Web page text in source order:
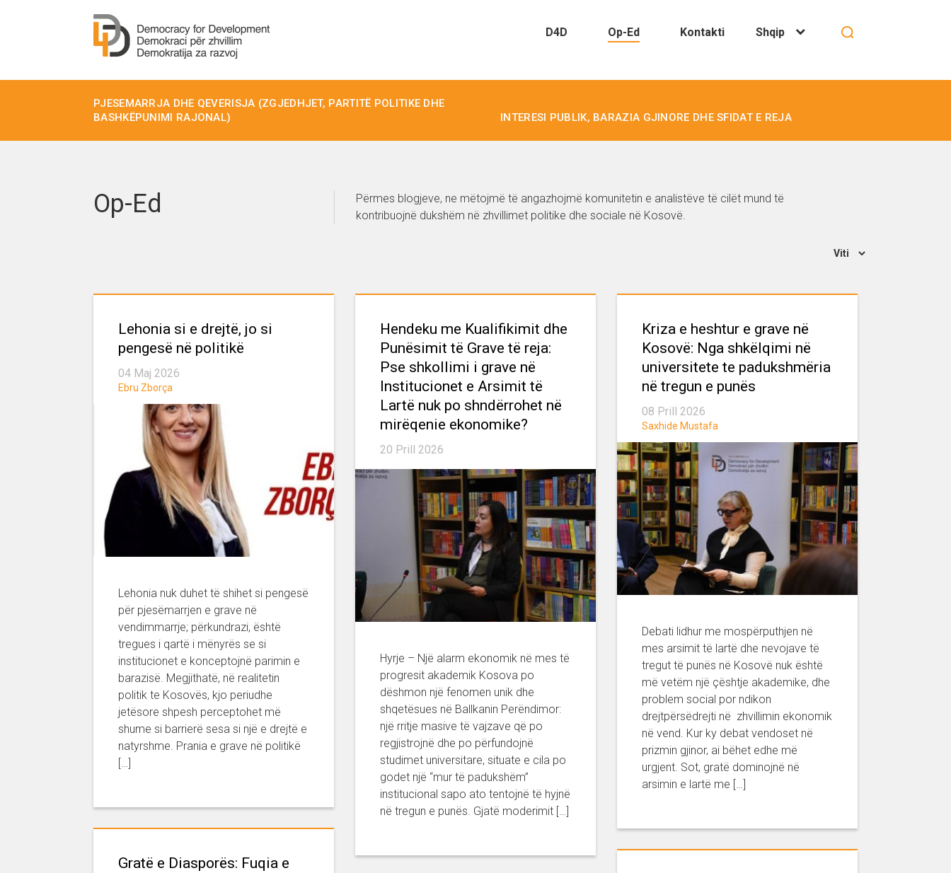
D4D Op-Ed Kontakti Shqip
PJESEMARRJA DHE QEVERISJA (ZGJEDHJET, PARTITË POLITIKE DHE
BASHKËPUNIMI RAJONAL)
INTERESI PUBLIK, BARAZIA GJINORE DHE SFIDAT E REJA
Op-Ed
Përmes blogjeve, ne mëtojmë të angazhojmë komunitetin e analistëve të cilët mund të
kontribuojnë dukshëm në zhvillimet politike dhe sociale në Kosovë.
Lehonia si e drejtë, jo si
pengesë në politikë
04 Maj 2026
Ebru Zborça
Lehonia nuk duhet të shihet si pengesë
për pjesëmarrjen e grave në
vendimmarrje; përkundrazi, është
tregues i qartë i mënyrës se si
institucionet e konceptojnë parimin e
barazisë. Megjithatë, në realitetin
politik te Kosovës, kjo periudhe
jetësore shpesh perceptohet më
shume si barrierë sesa si një e drejtë e
natyrshme. Prania e grave në politikë
[…]
Hendeku me Kualifikimit dhe
Punësimit të Grave të reja:
Pse shkollimi i grave në
Institucionet e Arsimit të
Lartë nuk po shndërrohet në
mirëqenie ekonomike?
20 Prill 2026
Hyrje – Një alarm ekonomik në mes të
progresit akademik Kosova po
dëshmon një fenomen unik dhe
shqetësues në Ballkanin Perëndimor:
një rritje masive të vajzave që po
regjistrojnë dhe po përfundojnë
studimet universitare, situate e cila po
godet një “mur të padukshëm”
institucional sapo ato tentojnë të hyjnë
në tregun e punës. Gjatë moderimit […]
Kriza e heshtur e grave në
Kosovë: Nga shkëlqimi në
universitete te padukshmëria
në tregun e punës
08 Prill 2026
Saxhide Mustafa
Debati lidhur me mospërputhjen në
mes arsimit të lartë dhe nevojave të
tregut të punës në Kosovë nuk është
më vetëm një çështje akademike, dhe
problem social por ndikon
drejtpërsëdrejti në zhvillimin ekonomik
në vend. Kur ky debat vendoset në
prizmin gjinor, ai bëhet edhe më
urgjent. Sot, gratë dominojnë në
arsimin e lartë me […]
Gratë e Diasporës: Fuqia e